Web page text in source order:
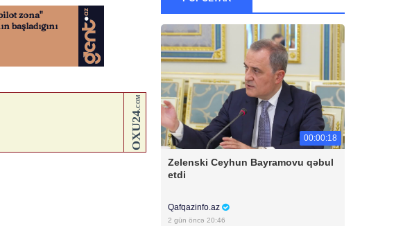
00:00:18
Zelenski Ceyhun Bayramovu qəbul
etdi
Qafqazinfo.az
2 gün öncə 20:46